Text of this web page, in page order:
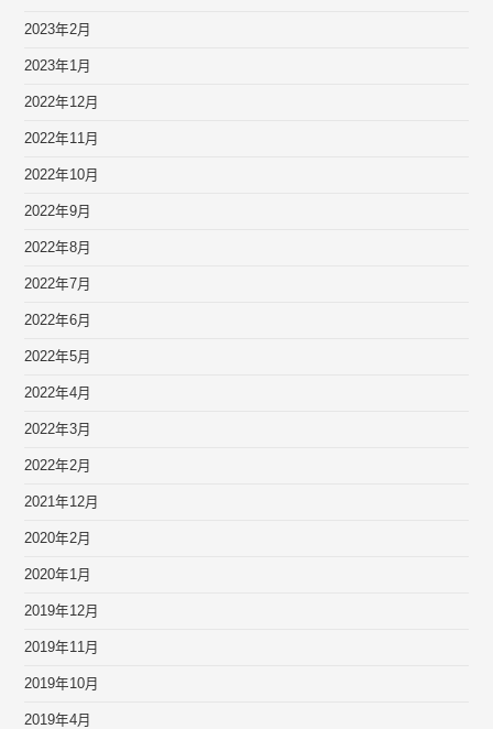
2023年2月
2023年1月
2022年12月
2022年11月
2022年10月
2022年9月
2022年8月
2022年7月
2022年6月
2022年5月
2022年4月
2022年3月
2022年2月
2021年12月
2020年2月
2020年1月
2019年12月
2019年11月
2019年10月
2019年4月